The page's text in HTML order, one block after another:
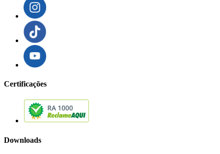
Certificações
Downloads